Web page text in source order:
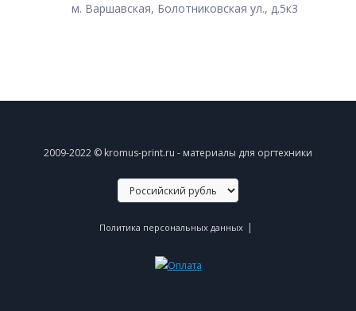
м. Варшавская, Болотниковская ул., д.5к3
2009-2022 © kromus-print.ru - материалы для оргтехники
Политика персональных данных |